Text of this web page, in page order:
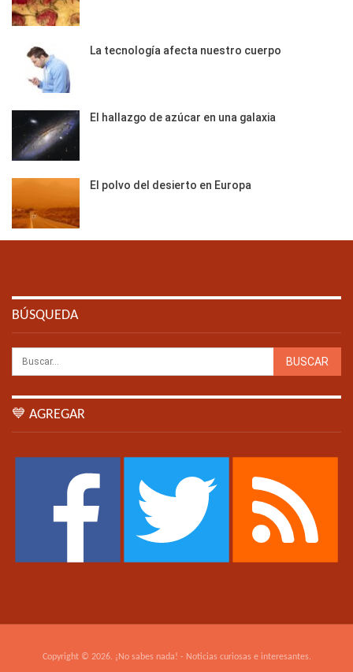
La tecnología afecta nuestro cuerpo
El hallazgo de azúcar en una galaxia
El polvo del desierto en Europa
BÚSQUEDA
💙 AGREGAR
Copyright © 2026. ¡No sabes nada! - Noticias curiosas e interesantes.